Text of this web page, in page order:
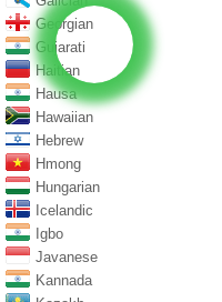
Georgian
Gujarati
Haitian
Hausa
Hawaiian
Hebrew
Hmong
Hungarian
Icelandic
Igbo
Javanese
Kannada